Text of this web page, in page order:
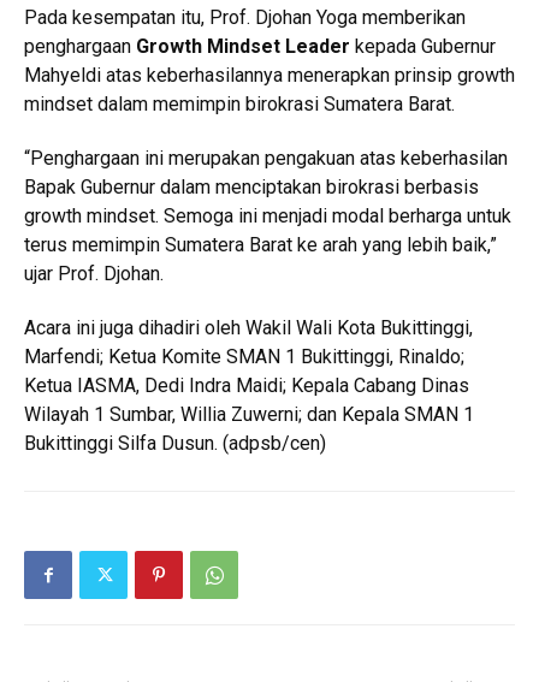
Pada kesempatan itu, Prof. Djohan Yoga memberikan
penghargaan Growth Mindset Leader kepada Gubernur
Mahyeldi atas keberhasilannya menerapkan prinsip growth
mindset dalam memimpin birokrasi Sumatera Barat.
“Penghargaan ini merupakan pengakuan atas keberhasilan
Bapak Gubernur dalam menciptakan birokrasi berbasis
growth mindset. Semoga ini menjadi modal berharga untuk
terus memimpin Sumatera Barat ke arah yang lebih baik,”
ujar Prof. Djohan.
Acara ini juga dihadiri oleh Wakil Wali Kota Bukittinggi,
Marfendi; Ketua Komite SMAN 1 Bukittinggi, Rinaldo;
Ketua IASMA, Dedi Indra Maidi; Kepala Cabang Dinas
Wilayah 1 Sumbar, Willia Zuwerni; dan Kepala SMAN 1
Bukittinggi Silfa Dusun. (adpsb/cen)